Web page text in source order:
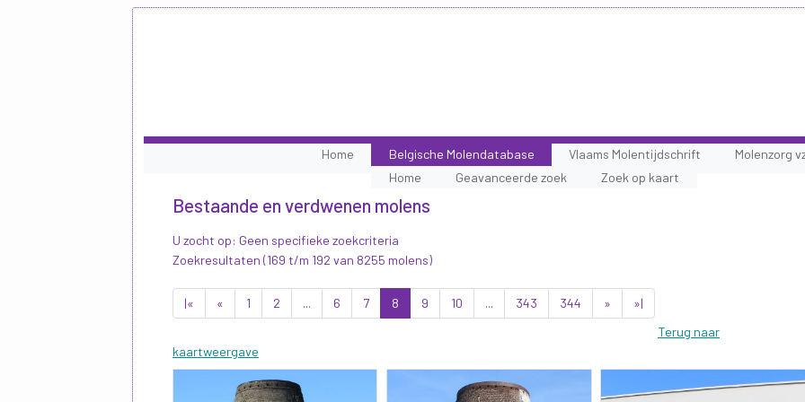
Home
Belgische Molendatabase
Home
Geavanceerde zoek Zoek op kaart
Vlaams Molentijdschrift Molenzorg
Bestaande en verdwenen molens
U zocht op: Geen specifieke zoekcriteria
Zoekresultaten (169 t/m 192 van 8255 molens)
|« « 1 2 ... 6 7 8 9 10 ... 343 344 »
»|
Terug naar
kaartweergave